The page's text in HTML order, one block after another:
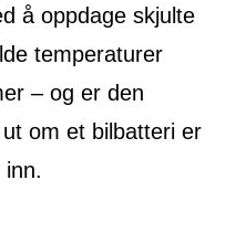
å oppdage skjulte
temperaturer
– og er den
om et bilbatteri er